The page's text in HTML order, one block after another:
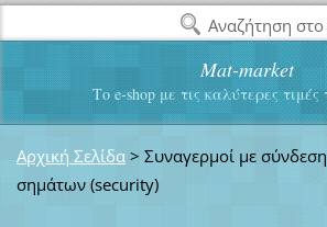
Mat-market
Το e-shop με τις καλύτερες
Αρχική Σελίδα > Συναγερμοί με
σημάτων (security)
Αναζήτηση